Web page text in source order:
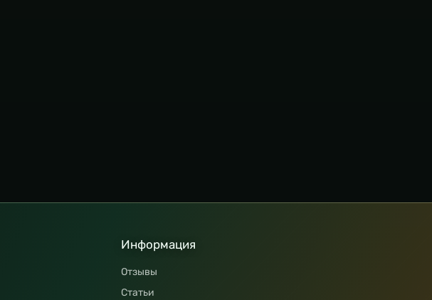
Информация
Отзывы
Статьи